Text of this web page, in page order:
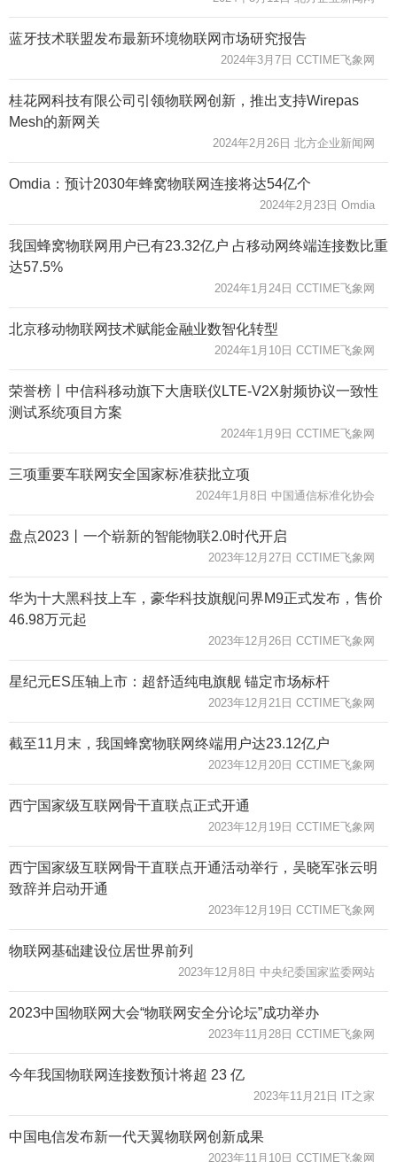
蓝牙技术联盟发布最新环境物联网市场研究报告
2024年3月7日 CCTIME飞象网
桂花网科技有限公司引领物联网创新，推出支持Wirepas
Mesh的新网关
2024年2月26日 北方企业新闻网
Omdia：预计2030年蜂窝物联网连接将达54亿个
2024年2月23日 Omdia
我国蜂窝物联网用户已有23.32亿户 占移动网终端连接数比重
达57.5%
2024年1月24日 CCTIME飞象网
北京移动物联网技术赋能金融业数智化转型
2024年1月10日 CCTIME飞象网
荣誉榜丨中信科移动旗下大唐联仪LTE-V2X射频协议一致性
测试系统项目方案
2024年1月9日 CCTIME飞象网
三项重要车联网安全国家标准获批立项
2024年1月8日 中国通信标准化协会
盘点2023丨一个崭新的智能物联2.0时代开启
2023年12月27日 CCTIME飞象网
华为十大黑科技上车，豪华科技旗舰问界M9正式发布，售价
46.98万元起
2023年12月26日 CCTIME飞象网
星纪元ES压轴上市：超舒适纯电旗舰 锚定市场标杆
2023年12月21日 CCTIME飞象网
截至11月末，我国蜂窝物联网终端用户达23.12亿户
2023年12月20日 CCTIME飞象网
西宁国家级互联网骨干直联点正式开通
2023年12月19日 CCTIME飞象网
西宁国家级互联网骨干直联点开通活动举行，吴晓军张云明
致辞并启动开通
2023年12月19日 CCTIME飞象网
物联网基础建设位居世界前列
2023年12月8日 中央纪委国家监委网站
2023中国物联网大会“物联网安全分论坛”成功举办
2023年11月28日 CCTIME飞象网
今年我国物联网连接数预计将超 23 亿
2023年11月21日 IT之家
中国电信发布新一代天翼物联网创新成果
2023年11月10日 CCTIME飞象网